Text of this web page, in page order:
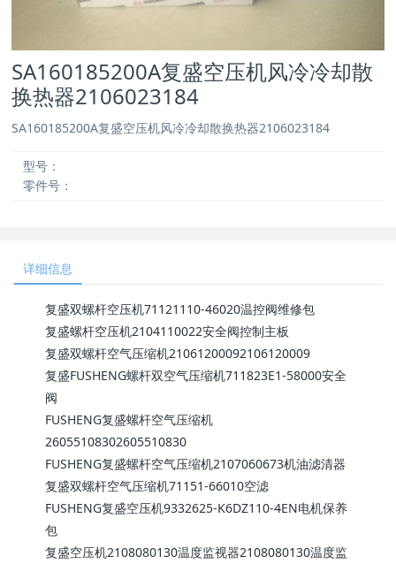
SA160185200A复盛空压机风冷冷却散
换热器2106023184
SA160185200A复盛空压机风冷冷却散换热器2106023184
型号：
零件号：
详细信息
复盛双螺杆空压机71121110-46020温控阀维修包
复盛螺杆空压机2104110022安全阀控制主板
复盛双螺杆空气压缩机21061200092106120009
复盛FUSHENG螺杆双空气压缩机711823E1-58000安全
阀
FUSHENG复盛螺杆空气压缩机
26055108302605510830
FUSHENG复盛螺杆空气压缩机2107060673机油滤清器
复盛双螺杆空气压缩机71151-66010空滤
FUSHENG复盛空压机9332625-K6DZ110-4EN电机保养
包
复盛空压机2108080130温度监视器2108080130温度监